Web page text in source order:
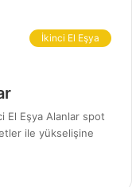
İkinci El Eşya
El Eşya Alanlar spot
ile yükselişine